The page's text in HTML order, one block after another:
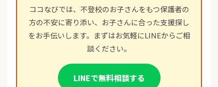
ココなびでは、不登校のお子さんをもつ保護者の
方の不安に寄り添い、お子さんに合った支援探し
をお手伝いします。まずはお気軽にLINEからご相
談ください。
LINEで無料相談する